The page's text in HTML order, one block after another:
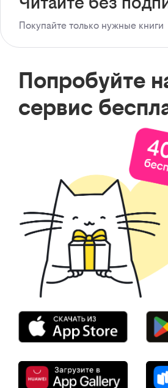
Покупайте только нужные книги
Попробуйте
сервис